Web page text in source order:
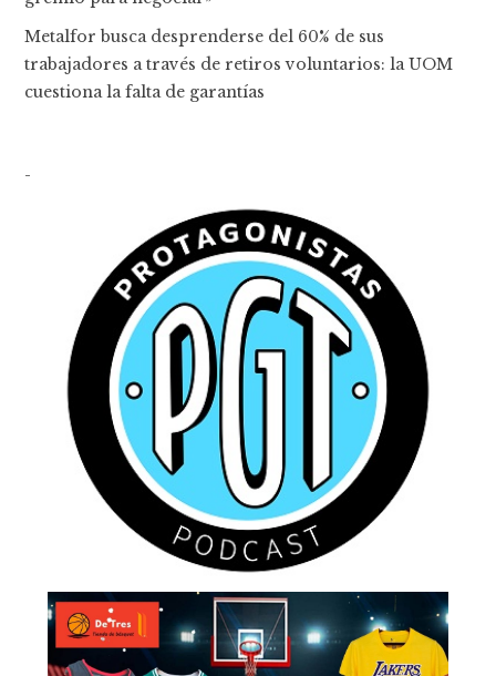
Metalfor busca desprenderse del 60% de sus
trabajadores a través de retiros voluntarios: la UOM
cuestiona la falta de garantías
-